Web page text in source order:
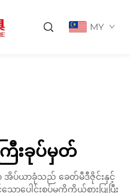
MY
ြီးခုပ်မှတ်
အိပ်ယာခုံသည် ခေတ်မီဒီဇိုင်းနှင့်
ပေါင်းစပ်မှုကိုကိုယ်စားပြုပြီး